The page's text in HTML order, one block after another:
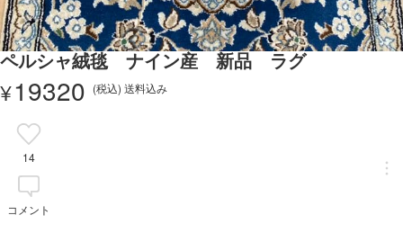
ペルシャ絨毯 ナイン産 新品 ラグ
¥19320 (税込) 送料込み
14
コメント